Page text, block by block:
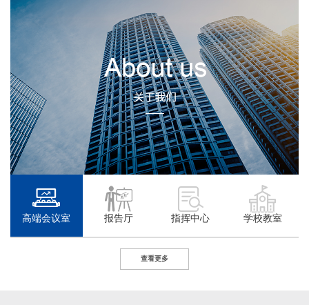
高端会议室 报告厅 指挥中心 学校教室
查看更多